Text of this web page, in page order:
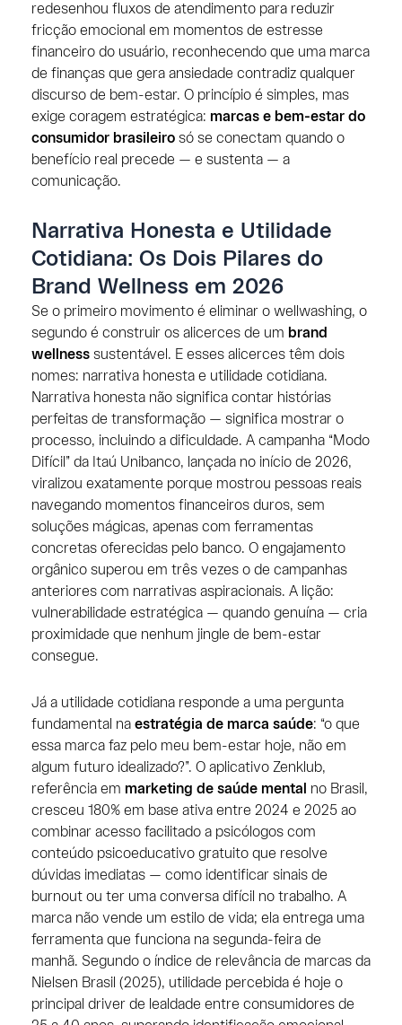
redesenhou fluxos de atendimento para reduzir
fricção emocional em momentos de estresse
financeiro do usuário, reconhecendo que uma marca
de finanças que gera ansiedade contradiz qualquer
discurso de bem-estar. O princípio é simples, mas
exige coragem estratégica: marcas e bem-estar do
consumidor brasileirosó se conectam quando o
benefício real precede — e sustenta — a
comunicação.
Narrativa Honesta e Utilidade
Cotidiana: Os Dois Pilares do
Brand Wellness em 2026
Se o primeiro movimento é eliminar o wellwashing, o
segundo é construir os alicerces de um brand
wellnesssustentável. E esses alicerces têm dois
nomes: narrativa honesta e utilidade cotidiana.
Narrativa honesta não significa contar histórias
perfeitas de transformação — significa mostrar o
processo, incluindo a dificuldade. A campanha “Modo
Difícil” da Itaú Unibanco, lançada no início de 2026,
viralizou exatamente porque mostrou pessoas reais
navegando momentos financeiros duros, sem
soluções mágicas, apenas com ferramentas
concretas oferecidas pelo banco. O engajamento
orgânico superou em três vezes o de campanhas
anteriores com narrativas aspiracionais. A lição:
vulnerabilidade estratégica — quando genuína — cria
proximidade que nenhum jingle de bem-estar
consegue.
Já a utilidade cotidiana responde a uma pergunta
fundamental na estratégia de marca saúde: “o que
essa marca faz pelo meu bem-estar hoje, não em
algum futuro idealizado?”. O aplicativo Zenklub,
referência em marketing de saúde mental no Brasil,
cresceu 180% em base ativa entre 2024 e 2025 ao
combinar acesso facilitado a psicólogos com
conteúdo psicoeducativo gratuito que resolve
dúvidas imediatas — como identificar sinais de
burnout ou ter uma conversa difícil no trabalho. A
marca não vende um estilo de vida; ela entrega uma
ferramenta que funciona na segunda-feira de
manhã. Segundo o índice de relevância de marcas da
Nielsen Brasil (2025), utilidade percebida é hoje o
principal driver de lealdade entre consumidores de